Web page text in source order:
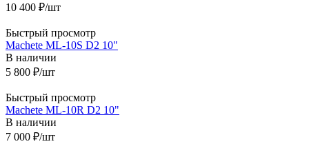
10 400 ₽/шт
Быстрый просмотр
Machete ML-10S D2 10"
В наличии
5 800 ₽/шт
Быстрый просмотр
Machete ML-10R D2 10"
В наличии
7 000 ₽/шт